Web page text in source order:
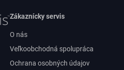
Zákaznícky servis
O nás
Veľkoobchodná spolupráca
Ochrana osobných údajov